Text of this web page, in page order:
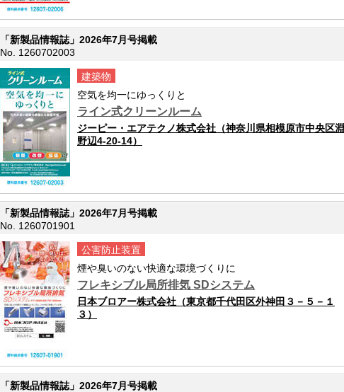
「新製品情報誌」2026年7月号掲載
No. 1260702003
建築物
空気を均一にゆっくりと
ライン式クリーンルーム
ジーピー・エアテクノ株式会社（神奈川県相模原市中央区淵
野辺4-20-14）
「新製品情報誌」2026年7月号掲載
No. 1260701901
公害防止装置
煙や臭いのない快適な環境づくりに
フレキシブル局所排気 SDシステム
日本ブロアー株式会社（東京都千代田区外神田３－５－１
３）
「新製品情報誌」2026年7月号掲載